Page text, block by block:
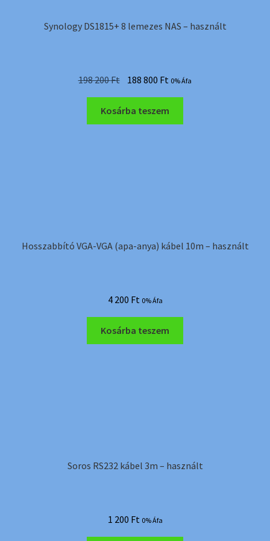
Synology DS1815+ 8 lemezes NAS – használt
198 200Ft Original
price
was:
198
188 800 Ft Current
price
is:
188
0% Áfa
Kosárba teszem
Hosszabbító VGA-VGA (apa-anya) kábel 10m – használt
4 200 Ft 0% Áfa
Kosárba teszem
Soros RS232 kábel 3m – használt
1 200 Ft 0% Áfa